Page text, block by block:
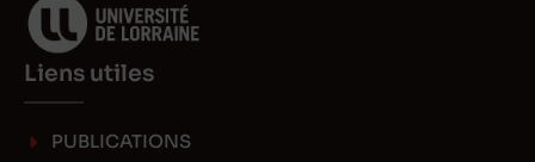
Liens utiles
PUBLICATIONS